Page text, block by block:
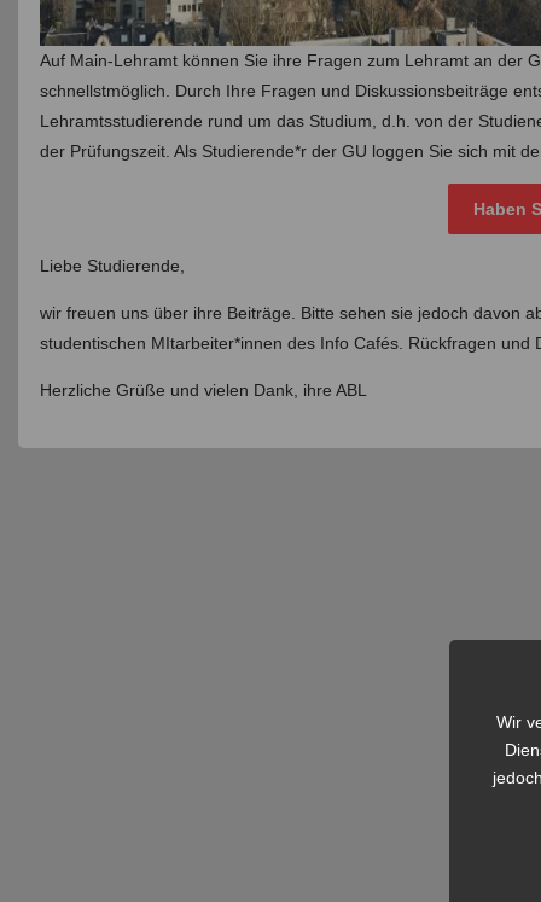
Auf Main-Lehramt können Sie ihre Fragen zum Lehramt an der
schnellstmöglich. Durch Ihre Fragen und Diskussionsbeiträge
Lehramtsstudierende rund um das Studium, d.h. von der
der Prüfungszeit. Als Studierende*r der GU loggen Sie sich mit
Haben
Liebe Studierende,
wir freuen uns über ihre Beiträge. Bitte sehen sie jedoch davon
studentischen MItarbeiter*innen des Info Cafés. Rückfragen
Herzliche Grüße und vielen Dank, ihre ABL
Wir